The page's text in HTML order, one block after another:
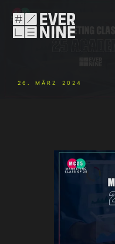
26. MÄRZ 2024